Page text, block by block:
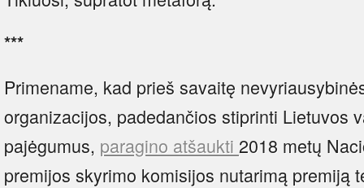
***
Primename, kad prieš savaitę
organizacijos, padedančios stiprinti Lietuvos
pajėgumus, paragino atšaukti 2018 metų
premijos skyrimo komisijos nutarimą premiją